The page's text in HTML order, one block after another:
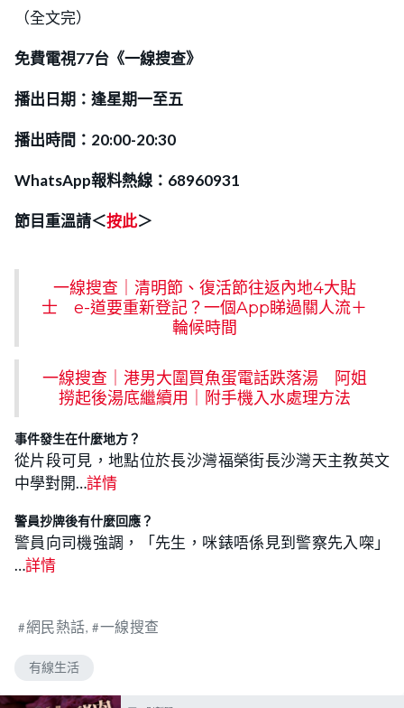
（全文完）
免費電視77台《一線搜查》
播出日期：逢星期一至五
播出時間：20:00-20:30
WhatsApp報料熱線：68960931
節目重溫請＜按此＞
一線搜查｜清明節、復活節往返內地4大貼
士 e-道要重新登記？一個App睇過關人流＋
輪候時間
一線搜查｜港男大圍買魚蛋電話跌落湯 阿姐
撈起後湯底繼續用｜附手機入水處理方法
事件發生在什麼地方？
從片段可見，地點位於長沙灣福榮街長沙灣天主教英文
中學對開…詳情
警員抄牌後有什麼回應？
警員向司機強調，「先生，咪錶唔係見到警察先入㗎」
…詳情
網民熱話 一線搜查
有線生活